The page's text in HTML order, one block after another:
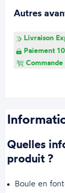
Autres
Livraison
Paiement
Quelles
produit ?
Boule en